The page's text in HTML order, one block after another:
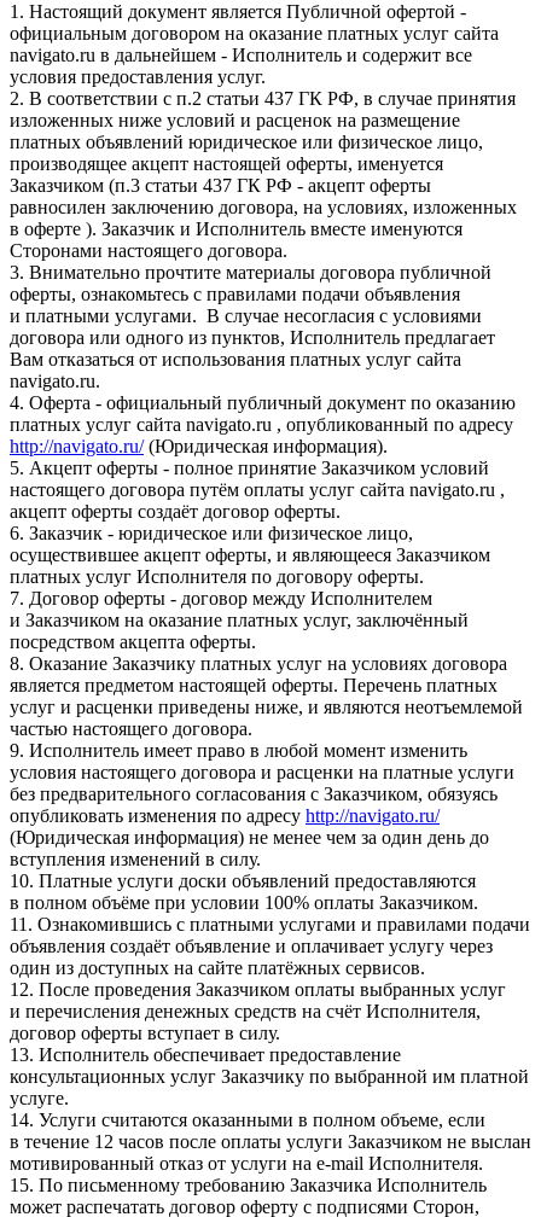
1. Настоящий документ является Публичной офертой -
официальным договором на оказание платных услуг сайта
navigato.ru в дальнейшем - Исполнитель и содержит все
условия предоставления услуг.
2. В соответствии с п.2 статьи 437 ГК РФ, в случае принятия
изложенных ниже условий и расценок на размещение
платных объявлений юридическое или физическое лицо,
производящее акцепт настоящей оферты, именуется
Заказчиком (п.3 статьи 437 ГК РФ - акцепт оферты
равносилен заключению договора, на условиях, изложенных
в оферте ). Заказчик и Исполнитель вместе именуются
Сторонами настоящего договора.
3. Внимательно прочтите материалы договора публичной
оферты, ознакомьтесь с правилами подачи объявления
и платными услугами. В случае несогласия с условиями
договора или одного из пунктов, Исполнитель предлагает
Вам отказаться от использования платных услуг сайта
navigato.ru.
4. Оферта - официальный публичный документ по оказанию
платных услуг сайта navigato.ru , опубликованный по адресу
http://navigato.ru/(Юридическая информация).
5. Акцепт оферты - полное принятие Заказчиком условий
настоящего договора путём оплаты услуг сайта navigato.ru ,
акцепт оферты создаёт договор оферты.
6. Заказчик - юридическое или физическое лицо,
осуществившее акцепт оферты, и являющееся Заказчиком
платных услуг Исполнителя по договору оферты.
7. Договор оферты - договор между Исполнителем
и Заказчиком на оказание платных услуг, заключённый
посредством акцепта оферты.
8. Оказание Заказчику платных услуг на условиях договора
является предметом настоящей оферты. Перечень платных
услуг и расценки приведены ниже, и являются неотъемлемой
частью настоящего договора.
9. Исполнитель имеет право в любой момент изменить
условия настоящего договора и расценки на платные услуги
без предварительного согласования с Заказчиком, обязуясь
опубликовать изменения по адресу http://navigato.ru/
(Юридическая информация) не менее чем за один день до
вступления изменений в силу.
10. Платные услуги доски объявлений предоставляются
в полном объёме при условии 100% оплаты Заказчиком.
11. Ознакомившись с платными услугами и правилами подачи
объявления создаёт объявление и оплачивает услугу через
один из доступных на сайте платёжных сервисов.
12. После проведения Заказчиком оплаты выбранных услуг
и перечисления денежных средств на счёт Исполнителя,
договор оферты вступает в силу.
13. Исполнитель обеспечивает предоставление
консультационных услуг Заказчику по выбранной им платной
услуге.
14. Услуги считаются оказанными в полном объеме, если
в течение 12 часов после оплаты услуги Заказчиком не выслан
мотивированный отказ от услуги на e-mail Исполнителя.
15. По письменному требованию Заказчика Исполнитель
может распечатать договор оферту с подписями Сторон,